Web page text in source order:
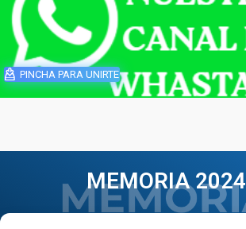
PINCHA PARA UNIRTE
MEMORIA 2024